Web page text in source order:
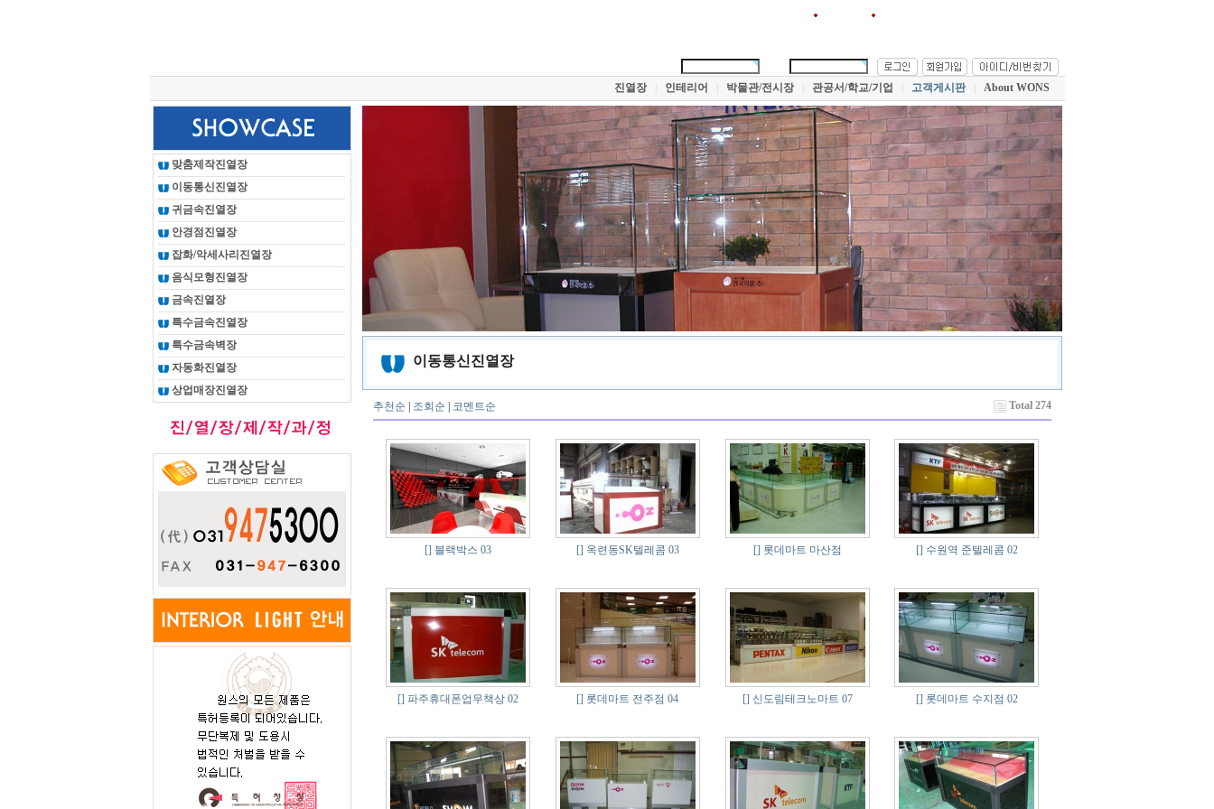
진열장 인테리어 박물관/전시장 관공서/학교/기업 고객게시판 About WONS
맞춤제작진열장
이동통신진열장
귀금속진열장
안경점진열장
잡화/악세사리진열장
음식모형진열장
금속진열장
특수금속진열장
특수금속벽장
자동화진열장
상업매장진열장
이동통신진열장
추천순 조회순 코멘트순 Total 274
[] 블랙박스 03 [] 옥련동SK텔레콤 03 [] 롯데마트 마산점 [] 수원역 준텔레콤 02
[] 파주휴대폰업무책상 02 [] 롯데마트 전주점 04 [] 신도림테크노마트 07 [] 롯데마트 수지점 02